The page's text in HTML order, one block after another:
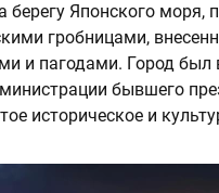
Японского моря,
гробницами,
и пагодами. Город был
бывшего
историческое и